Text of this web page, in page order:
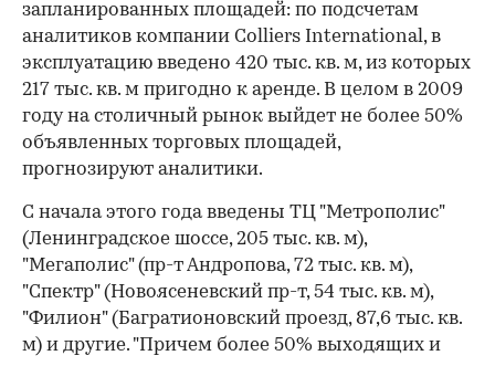
запланированных площадей: по подсчетам
аналитиков компании Colliers International, в
эксплуатацию введено 420 тыс. кв. м, из которых
217 тыс. кв. м пригодно к аренде. В целом в 2009
году на столичный рынок выйдет не более 50%
объявленных торговых площадей,
прогнозируют аналитики.
С начала этого года введены ТЦ "Метрополис"
(Ленинградское шоссе, 205 тыс. кв. м),
"Мегаполис" (пр-т Андропова, 72 тыс. кв. м),
"Спектр" (Новоясеневский пр-т, 54 тыс. кв. м),
"Филион" (Багратионовский проезд, 87,6 тыс. кв.
м) и другие. "Причем более 50% выходящих и